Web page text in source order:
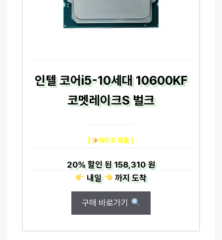
인텔 코어i5-10세대 10600KF
코멧레이크S 벌크
[ NO.6 제품 ]
20%할인 된158,310 원
내일
까지도착
구매 바로가기